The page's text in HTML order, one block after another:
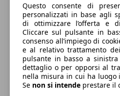
229 g/km
Emissioni di CO2 (combinato)*
Questo consente di
personalizzati in base agli
di ottimizzare l’offerta e
Cliccare sul pulsante in
consenso all’impiego di
e al relativo trattamento
pulsante in basso a
dettaglio o per opporsi al
nella misura in cui ha
Se non si intende prestare il